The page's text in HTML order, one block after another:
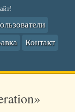
Контакт